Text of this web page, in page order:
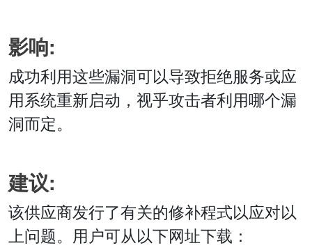
影响:
成功利用这些漏洞可以导致拒绝服务或应
用系统重新启动，视乎攻击者利用哪个漏
洞而定。
建议:
该供应商发行了有关的修补程式以应对以
上问题。用户可从以下网址下载：